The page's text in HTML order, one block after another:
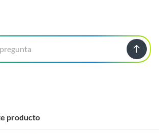
producto